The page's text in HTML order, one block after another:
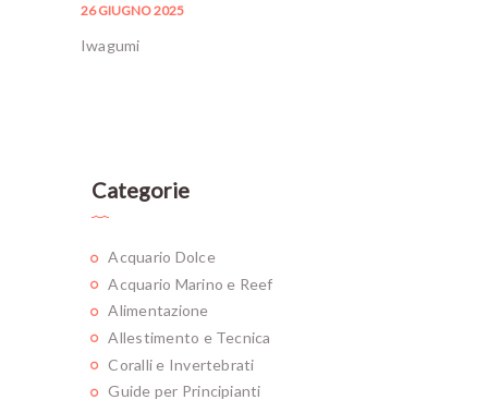
26 GIUGNO 2025
Iwagumi
Categorie
Acquario Dolce
Acquario Marino e Reef
Alimentazione
Allestimento e Tecnica
Coralli e Invertebrati
Guide per Principianti